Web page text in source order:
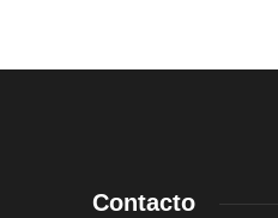
Contacto